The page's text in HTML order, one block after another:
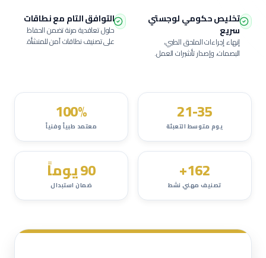
تخليص حكومي لوجستي
سريع
إنهاء إجراءات الملحق الطبي،
البصمات، وإصدار تأشيرات العمل.
التوافق التام مع نطاقات
حلول تعاقدية مرنة تضمن الحفاظ
على تصنيف نطاقات آمن للمنشأة.
21-35
يوم متوسط التعبئة
100%
معتمد طبياً وفنياً
162+
تصنيف مهني نشط
90 يوماً
ضمان استبدال